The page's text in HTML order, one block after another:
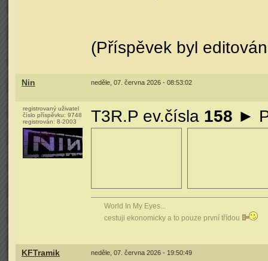
(Příspěvek byl
Nin neděle, 07. června 2026 - 08:53:02
registrovaný uživatel
číslo příspěvku: 9748
registrován: 8-2003 T3R.P ev.čísla 158 ►
World In My Eyes...
cestuji ekonomicky a to pouze první třídou
KFTramik neděle, 07. června 2026 - 19:50:49